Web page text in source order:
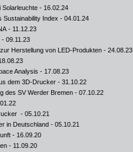
Solarleuchte - 16.02.24
Sustainability Index - 04.01.24
- 11.12.23
- 09.11.23
Herstellung von LED-Produkten - 24.08.23
Analysis - 17.08.23
dem 3D-Drucker - 31.10.22
des SV Werder Bremen - 07.10.22
- 05.10.21
in Deutschland - 05.10.21
- 16.09.20
- 11.09.20